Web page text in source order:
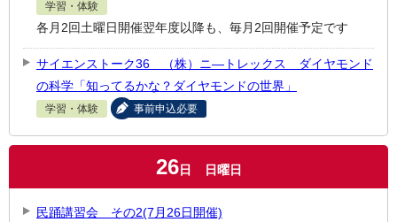
学習・体験
各月2回土曜日開催翌年度以降も、毎月2回開催予定です
サイエンストーク36 （株）ニ―トレックス ダイヤモンド
の科学「知ってるかな？ダイヤモンドの世界」
学習・体験 事前申込必要
26日 日曜日
民踊講習会 その2(7月26日開催)